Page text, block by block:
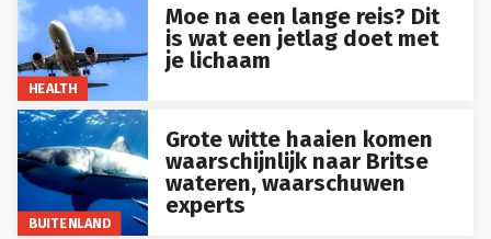
HEALTH
Moe na een lange reis? Dit
is wat een jetlag doet met
je lichaam
BUITENLAND
Grote witte haaien komen
waarschijnlijk naar Britse
wateren, waarschuwen
experts